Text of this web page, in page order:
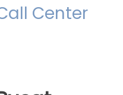
Center